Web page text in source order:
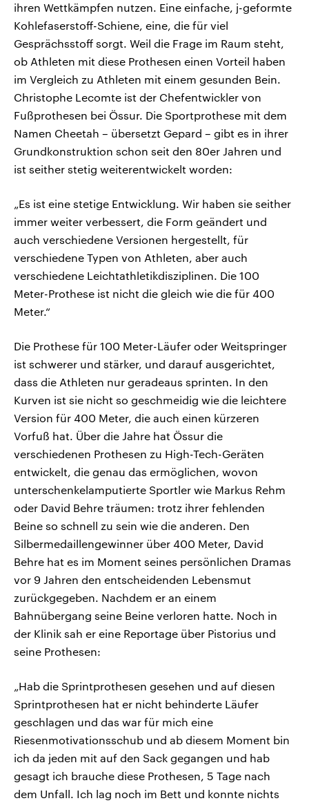
ihren Wettkämpfen nutzen. Eine einfache, j-geformte
Kohlefaserstoff-Schiene, eine, die für viel
Gesprächsstoff sorgt. Weil die Frage im Raum steht,
ob Athleten mit diese Prothesen einen Vorteil haben
im Vergleich zu Athleten mit einem gesunden Bein.
Christophe Lecomte ist der Chefentwickler von
Fußprothesen bei Össur. Die Sportprothese mit dem
Namen Cheetah – übersetzt Gepard – gibt es in ihrer
Grundkonstruktion schon seit den 80er Jahren und
ist seither stetig weiterentwickelt worden:
„Es ist eine stetige Entwicklung. Wir haben sie seither
immer weiter verbessert, die Form geändert und
auch verschiedene Versionen hergestellt, für
verschiedene Typen von Athleten, aber auch
verschiedene Leichtathletikdisziplinen. Die 100
Meter-Prothese ist nicht die gleich wie die für 400
Meter.“
Die Prothese für 100 Meter-Läufer oder Weitspringer
ist schwerer und stärker, und darauf ausgerichtet,
dass die Athleten nur geradeaus sprinten. In den
Kurven ist sie nicht so geschmeidig wie die leichtere
Version für 400 Meter, die auch einen kürzeren
Vorfuß hat. Über die Jahre hat Össur die
verschiedenen Prothesen zu High-Tech-Geräten
entwickelt, die genau das ermöglichen, wovon
unterschenkelamputierte Sportler wie Markus Rehm
oder David Behre träumen: trotz ihrer fehlenden
Beine so schnell zu sein wie die anderen. Den
Silbermedaillengewinner über 400 Meter, David
Behre hat es im Moment seines persönlichen Dramas
vor 9 Jahren den entscheidenden Lebensmut
zurückgegeben. Nachdem er an einem
Bahnübergang seine Beine verloren hatte. Noch in
der Klinik sah er eine Reportage über Pistorius und
seine Prothesen:
„Hab die Sprintprothesen gesehen und auf diesen
Sprintprothesen hat er nicht behinderte Läufer
geschlagen und das war für mich eine
Riesenmotivationsschub und ab diesem Moment bin
ich da jeden mit auf den Sack gegangen und hab
gesagt ich brauche diese Prothesen, 5 Tage nach
dem Unfall. Ich lag noch im Bett und konnte nichts